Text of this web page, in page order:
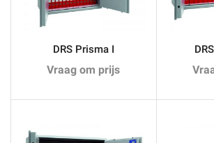
DRS Prisma I
Vraag om prijs